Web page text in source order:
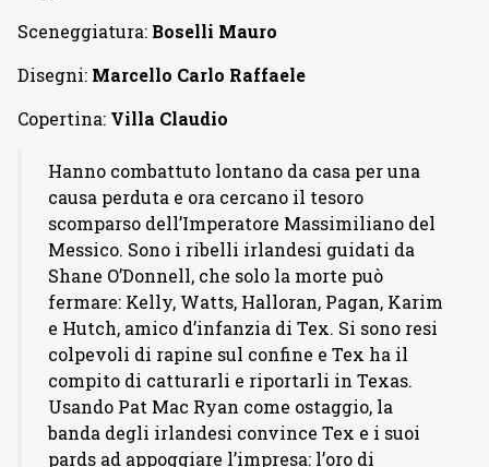
Sceneggiatura: Boselli Mauro
Disegni: Marcello Carlo Raffaele
Copertina: Villa Claudio
Hanno combattuto lontano da casa per una
causa perduta e ora cercano il tesoro
scomparso dell’Imperatore Massimiliano del
Messico. Sono i ribelli irlandesi guidati da
Shane O’Donnell, che solo la morte può
fermare: Kelly, Watts, Halloran, Pagan, Karim
e Hutch, amico d’infanzia di Tex. Si sono resi
colpevoli di rapine sul confine e Tex ha il
compito di catturarli e riportarli in Texas.
Usando Pat Mac Ryan come ostaggio, la
banda degli irlandesi convince Tex e i suoi
pards ad appoggiare l’impresa: l’oro di